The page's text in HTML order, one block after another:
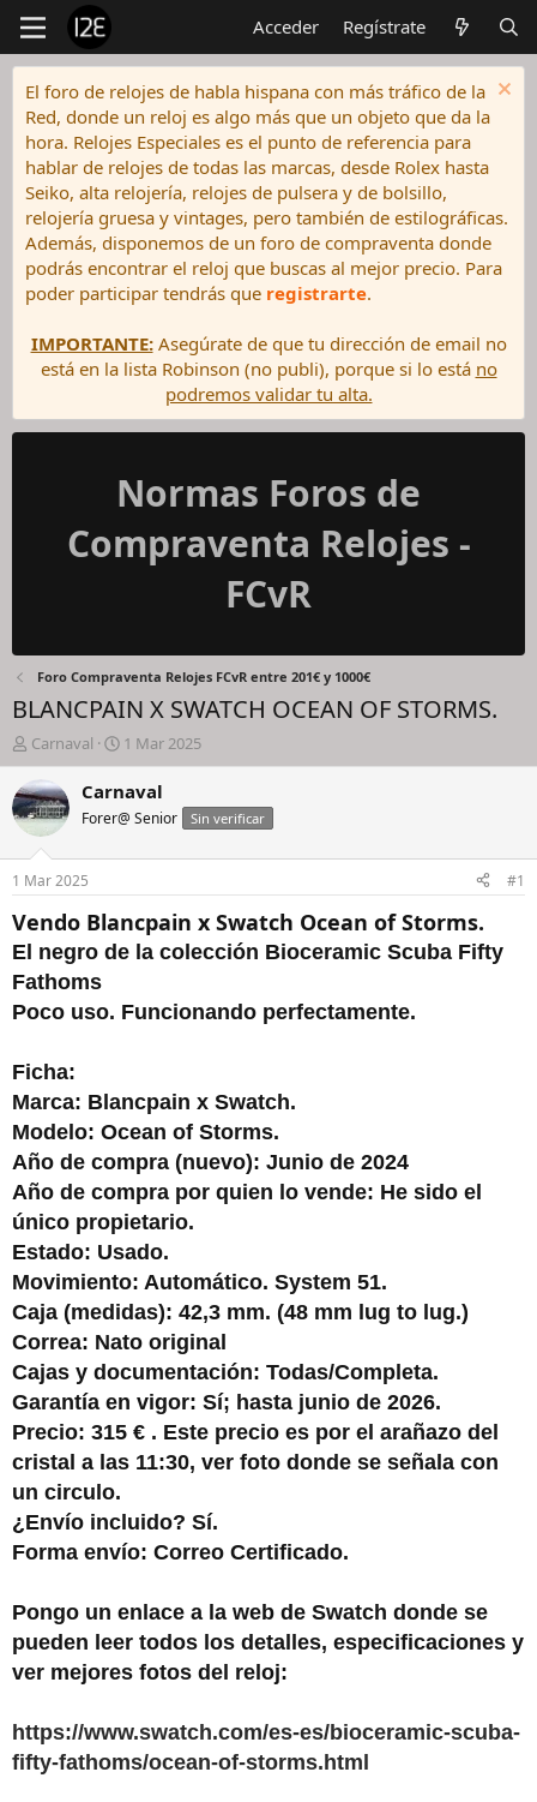
Acceder Regístrate
El foro de relojes de habla hispana con más tráfico de la
Red, donde un reloj es algo más que un objeto que da la
hora. Relojes Especiales es el punto de referencia para
hablar de relojes de todas las marcas, desde Rolex hasta
Seiko, alta relojería, relojes de pulsera y de bolsillo,
relojería gruesa y vintages, pero también de estilográficas.
Además, disponemos de un foro de compraventa donde
podrás encontrar el reloj que buscas al mejor precio. Para
poder participar tendrás que registrarte.
IMPORTANTE:Asegúrate de que tu dirección de email no
está en la lista Robinson (no publi), porque si lo está no
podremos validar tu alta.
Normas Foros de
Compraventa Relojes -
FCvR
Foro Compraventa Relojes FCvR entre 201€ y 1000€
BLANCPAIN X SWATCH OCEAN OF STORMS.
I
n
i
c
i
a
d
o
r
d
e
l
i
o
Carnaval
F
e
c
a
i
n
i
c
o
1 Mar 2025
Carnaval
Forer@ Senior Sin verificar
1 Mar 2025 #1
Vendo Blancpain x Swatch Ocean of Storms.
El negro de la colección Bioceramic Scuba Fifty
Fathoms
Poco uso. Funcionando perfectamente.
Ficha:
Marca: Blancpain x Swatch.
Modelo: Ocean of Storms.
Año de compra (nuevo): Junio de 2024
Año de compra por quien lo vende: He sido el
único propietario.
Estado: Usado.
Movimiento: Automático. System 51.
Caja (medidas): 42,3 mm. (48 mm lug to lug.)
Correa: Nato original
Cajas y documentación: Todas/Completa.
Garantía en vigor: Sí; hasta junio de 2026.
Precio: 315 € . Este precio es por el arañazo del
cristal a las 11:30, ver foto donde se señala con
un circulo.
¿Envío incluido? Sí.
Forma envío: Correo Certificado.
Pongo un enlace a la web de Swatch donde se
pueden leer todos los detalles, especificaciones y
ver mejores fotos del reloj:
https://www.swatch.com/es-es/bioceramic-scuba-
fifty-fathoms/ocean-of-storms.html